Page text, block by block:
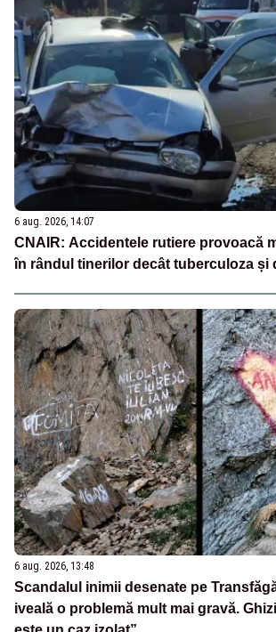
6 aug. 2026, 14:07
CNAIR: Accidentele rutiere provoacă
în rândul tinerilor decât tuberculoza și
6 aug. 2026, 13:48
Scandalul inimii desenate pe
iveală o problemă mult mai gravă.